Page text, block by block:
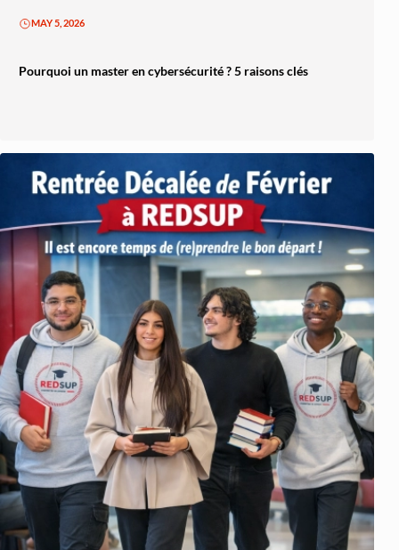
Conteneurisation Docker et
Software-Defined Networking (SDN) et
Supervision et Observabilité
MAY 5, 2026
Pourquoi un master en cybersécurité ? 5 raisons clés